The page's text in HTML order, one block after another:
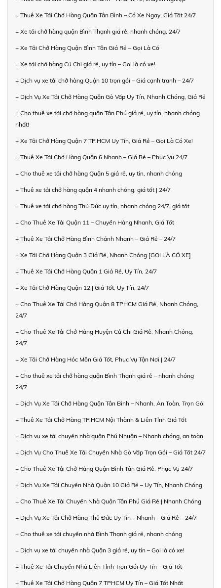
+ Thuê Xe Tải Chở Hàng Quận Tân Bình – Có Xe Ngay, Giá Tốt 24/7
+ Xe tải chở hàng quận Bình Thạnh giá rẻ, nhanh chóng, 24/7
+ Xe Tải Chở Hàng Quận Bình Tân Giá Rẻ – Gọi Là Có
+ Xe tải chở hàng Củ Chi giá rẻ, uy tín – Gọi là có xe!
+ Dịch vụ xe tải chở hàng Quận 10 trọn gói – Giá cạnh tranh – 24/7
+ Dịch Vụ Xe Tải Chở Hàng Quận Gò Vấp Uy Tín, Nhanh Chóng, Giá Rẻ
+ Cho thuê xe tải chở hàng quận Tân Phú giá rẻ, uy tín, nhanh chóng
nhất!
+ Xe Tải Chở Hàng Quận 7 TP.HCM Uy Tín, Giá Rẻ – Gọi Là Có Xe!
+ Thuê Xe Tải Chở Hàng Quận 6 Nhanh – Giá Rẻ – Phục Vụ 24/7
+ Cho thuê xe tải chở hàng Quận 5 giá rẻ, uy tín, nhanh chóng
+ Thuê xe tải chở hàng quận 4 nhanh chóng, giá tốt | 24/7
+ Thuê xe tải chở hàng Thủ Đức uy tín, nhanh chóng 24/7, giá tốt
+ Cho Thuê Xe Tải Quận 11 – Chuyển Hàng Nhanh, Giá Tốt
+ Thuê Xe Tải Chở Hàng Bình Chánh Nhanh – Giá Rẻ – 24/7
+ Xe Tải Chở Hàng Quận 3 Giá Rẻ, Nhanh Chóng [GỌI LÀ CÓ XE]
+ Thuê Xe Tải Chở Hàng Quận 1 Giá Rẻ, Uy Tín, 24/7
+ Xe Tải Chở Hàng Quận 12 | Giá Tốt, Uy Tín, 24/7
+ Cho Thuê Xe Tải Chở Hàng Quận 8 TPHCM Giá Rẻ, Nhanh Chóng,
24/7
+ Cho Thuê Xe Tải Chở Hàng Huyện Củ Chi Giá Rẻ, Nhanh Chóng,
24/7
+ Xe Tải Chở Hàng Hóc Môn Giá Tốt, Phục Vụ Tận Nơi | 24/7
+ Cho thuê xe tải chở hàng quận Bình Thạnh giá rẻ – nhanh chóng
24/7
+ Dịch Vụ Xe Tải Chở Hàng Quận Tân Bình – Nhanh, An Toàn, Trọn Gói
+ Thuê Xe Tải Chở Hàng TP.HCM Nội Thành & Liên Tỉnh Giá Tốt
+ Dịch vụ xe tải chuyển nhà quận Phú Nhuận – Nhanh chóng, an toàn
+ Dịch Vụ Cho Thuê Xe Tải Chuyển Nhà Gò Vấp Trọn Gói – Giá Tốt 24/7
+ Cho Thuê Xe Tải Chở Hàng Quận Bình Tân Giá Rẻ, Phục Vụ 24/7
+ Dịch Vụ Xe Tải Chuyển Nhà Quận 10 Giá Rẻ – Uy Tín, Nhanh Chóng
+ Cho Thuê Xe Tải Chuyển Nhà Quận Tân Phú Giá Rẻ | Nhanh Chóng
+ Dịch Vụ Xe Tải Chở Hàng Thủ Đức Uy Tín – Nhanh – Giá Rẻ – 24/7
+ Cho thuê xe tải chuyển nhà Bình Thạnh giá rẻ, nhanh chóng
+ Dịch vụ xe tải chuyển nhà Quận 3 giá rẻ, uy tín – Gọi là có xe!
+ Thuê Xe Tải Chuyển Nhà Liên Tỉnh Trọn Gói Uy Tín – Giá Tốt
+ Thuê Xe Tải Chở Hàng Quận 7 TPHCM Uy Tín – Giá Tốt Nhất